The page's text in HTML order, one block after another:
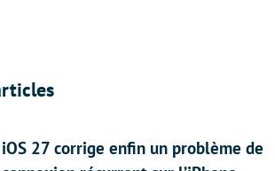
iOS 27 corrige enfin un problème de